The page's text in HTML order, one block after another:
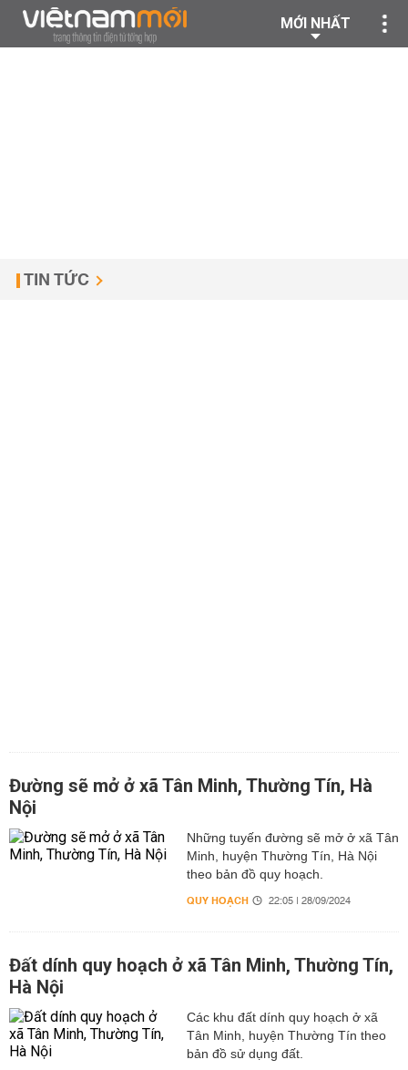
MỚI NHẤT
TIN TỨC
Đường sẽ mở ở xã Tân Minh, Thường Tín, Hà
Nội
Những tuyến đường sẽ mở ở xã Tân
Minh, huyện Thường Tín, Hà Nội
theo bản đồ quy hoạch.
QUY HOẠCH 22:05 | 28/09/2024
Đất dính quy hoạch ở xã Tân Minh, Thường Tín,
Hà Nội
Các khu đất dính quy hoạch ở xã
Tân Minh, huyện Thường Tín theo
bản đồ sử dụng đất.